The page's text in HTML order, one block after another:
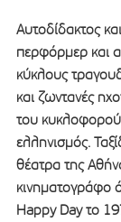
Αυτοδίδακτος
περφόρμερ και
κύκλους
και ζωντανές
του
ελληνισμός.
θέατρα της
κινηματογράφο
Happy Day το